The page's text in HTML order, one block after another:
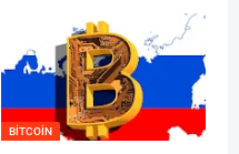
BITCOIN